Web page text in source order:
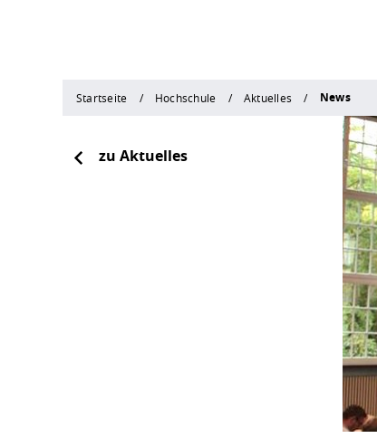
Startseite Hochschule Aktuelles News
zu Aktuelles